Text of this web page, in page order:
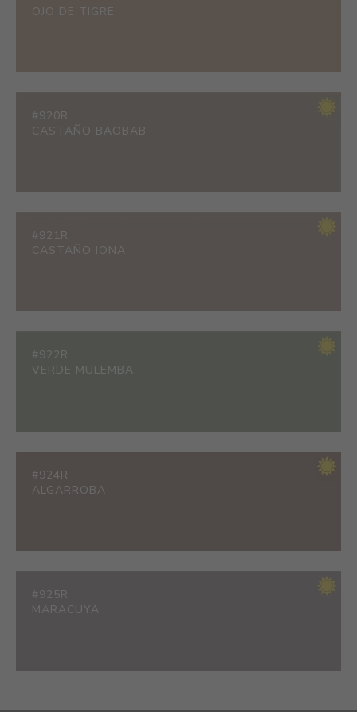
OJO DE TIGRE
#920R
CASTAÑO BAOBAB
#921R
CASTAÑO IONA
#922R
VERDE MULEMBA
#924R
ALGARROBA
#925R
MARACUYÁ